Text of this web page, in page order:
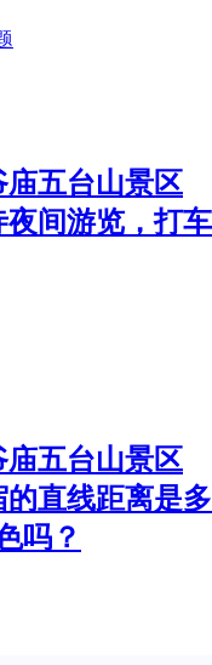
庙五台山景区
夜间游览，打车
庙五台山景区
的直线距离是多
吗？​